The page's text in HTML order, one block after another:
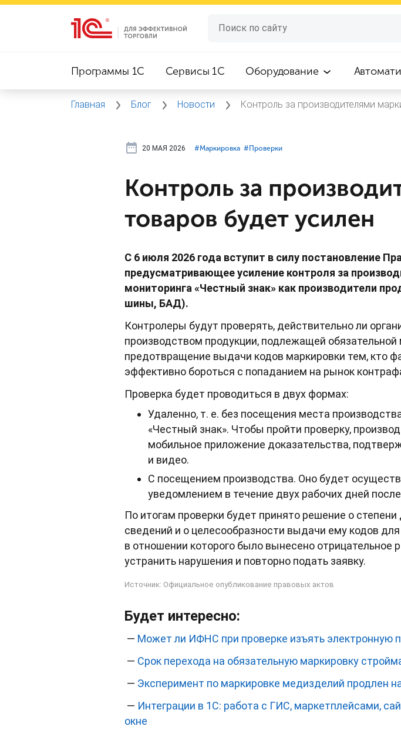
Программы 1C Сервисы 1C Оборудование
Главная Блог Новости Контроль за производителями
20 МАЯ 2026 #⁣Маркировка #⁣Проверки
Контроль за
товаров будет усилен
С 6 июля 2026 года вступит в силу постановление
предусматривающее усиление контроля за
мониторинга «Честный знак» как производители
шины, БАД).
Контролеры будут проверять, действительно ли
производством продукции, подлежащей обязательной
предотвращение выдачи кодов маркировки тем, кто
эффективно бороться с попаданием на рынок
Проверка будет проводиться в двух формах:
Удаленно, т. е. без посещения места
«Честный знак». Чтобы пройти проверку,
мобильное приложение доказательства,
и видео.
С посещением производства. Оно будет
уведомлением в течение двух рабочих дней
По итогам проверки будет принято решение о
сведений и о целесообразности выдачи ему кодов
в отношении которого было вынесено отрицательное
устранить нарушения и повторно подать заявку.
Источник: Официальное опубликование правовых актов
Будет интересно:
— Может ли ИФНС при проверке изъять электронную
— Срок перехода на обязательную маркировку
— Эксперимент по маркировке медизделий продлен
— Интеграции в 1С: работа с ГИС, маркетплейсами,
окне